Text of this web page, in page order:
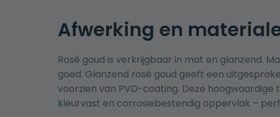
Afwerking en
Rosé goud is verkrijgbaar in mat en glanzend.
goed. Glanzend rosé goud geeft een
voorzien van PVD-coating. Deze
kleurvast en corrosiebestendig oppervlak –